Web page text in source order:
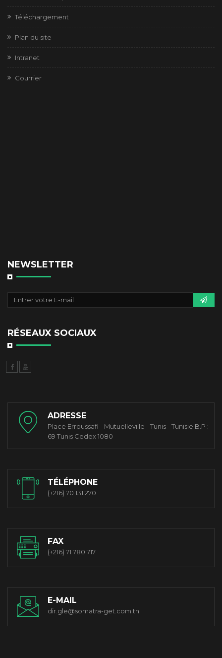
Téléchargement
Plan du site
Intranet
Courrier
NEWSLETTER
RÉSEAUX SOCIAUX
ADRESSE
Place Erroussafi - Mutuelleville - Tunis - Tunisie B.P :
69 Tunis Cedex 1080
TÉLÉPHONE
(+216) 70 131 270
FAX
(+216) 71 780 717
E-MAIL
dir.gle@somatra-get.com.tn